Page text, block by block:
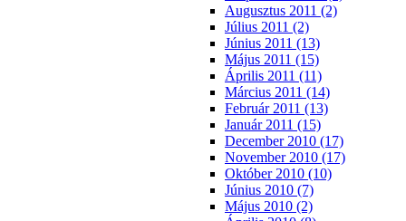
Augusztus 2011 (2)
Július 2011 (2)
Június 2011 (13)
Május 2011 (15)
Április 2011 (11)
Március 2011 (14)
Február 2011 (13)
Január 2011 (15)
December 2010 (17)
November 2010 (17)
Október 2010 (10)
Június 2010 (7)
Május 2010 (2)